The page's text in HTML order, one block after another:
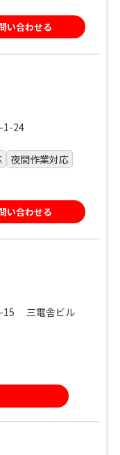
い合わせる
1-24
夜間作業対応
い合わせる
15 三電舎ビル